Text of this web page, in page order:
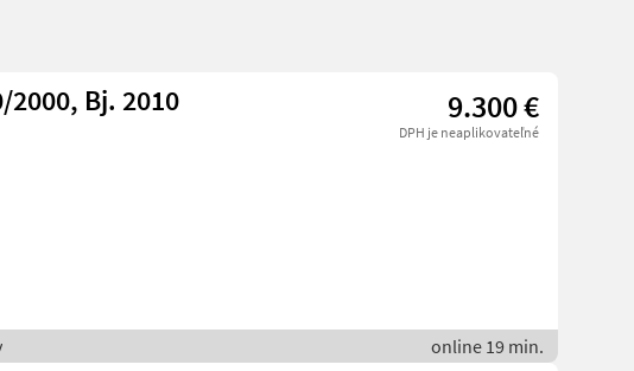
2000, Bj. 2010 9.300 €
DPH je neaplikovateľné
online 19 min.